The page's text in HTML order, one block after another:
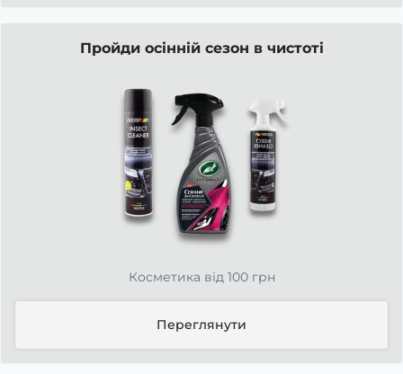
Пройди осінній сезон в чистоті
Косметика від 100 грн
Переглянути